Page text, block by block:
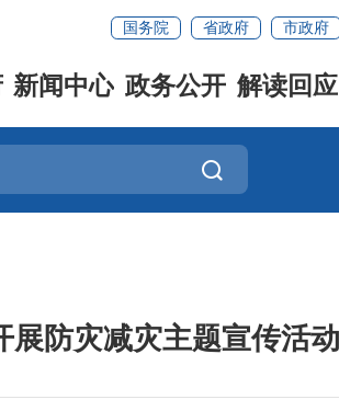
国务院 省政府 市政府
新闻中心 政务公开 解读回应
展防灾减灾主题宣传活动